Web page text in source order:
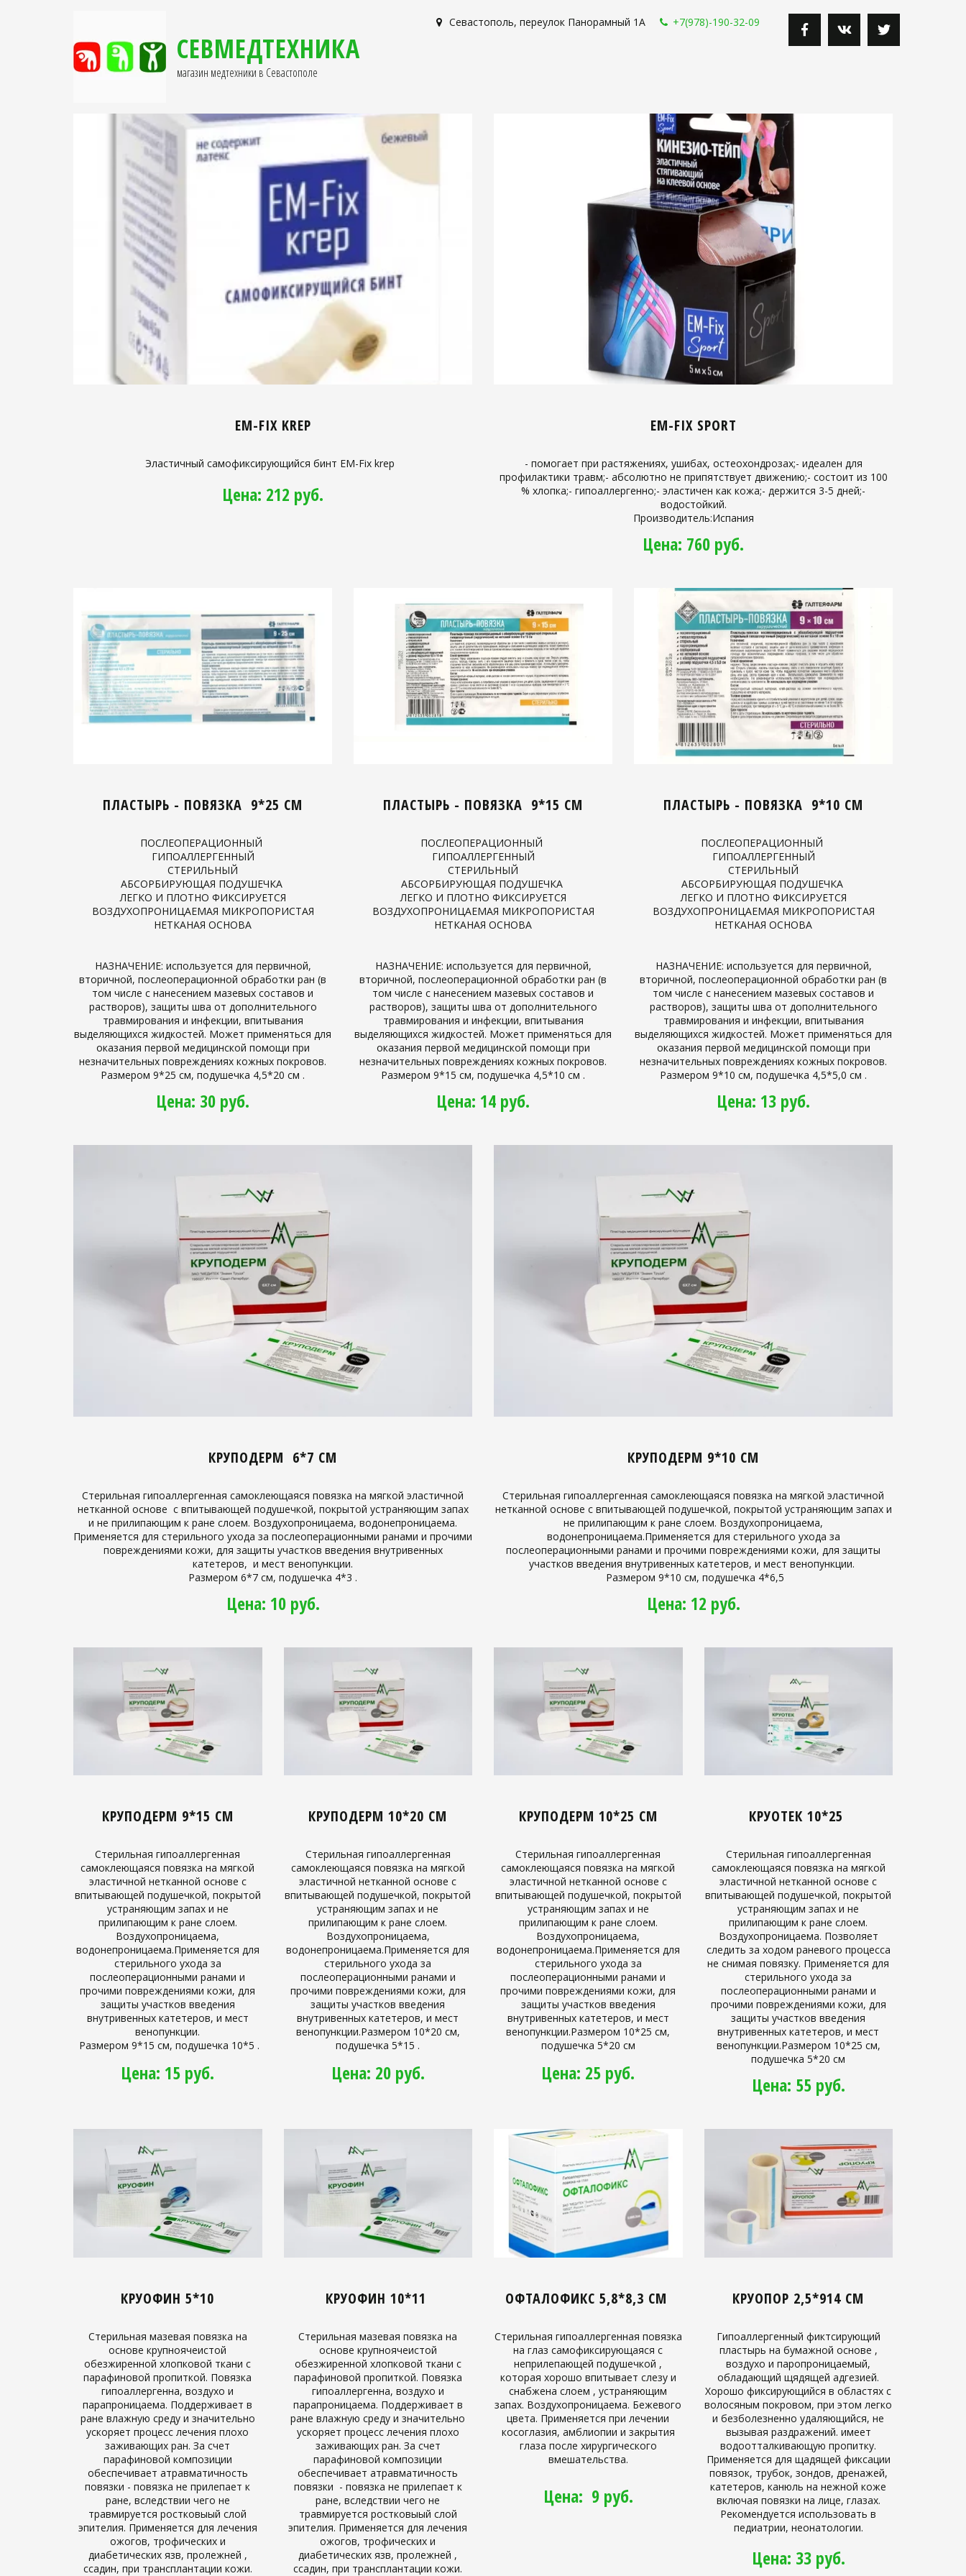
СЕВМЕДТЕХНИКА
магазин медтехники в Севастополе
+7(978)-190-32-09
Севастополь, переулок Панорамный 1А
EM-FIX KREP
Эластичный самофиксирующийся бинт EM-Fix krep
Цена: 212 руб.
EM-FIX SPORT
- помогает при растяжениях, ушибах, остеохондрозах;- идеален для
профилактики травм;- абсолютно не припятствует движению;- состоит из 100
% хлопка;- гипоаллергенно;- эластичен как кожа;- держится 3-5 дней;-
водостойкий.
Производитель:Испания
Цена: 760 руб.
ПЛАСТЫРЬ - ПОВЯЗКА 9*25 СМ
ПОСЛЕОПЕРАЦИОННЫЙ
ГИПОАЛЛЕРГЕННЫЙ
СТЕРИЛЬНЫЙ
АБСОРБИРУЮЩАЯ ПОДУШЕЧКА
ЛЕГКО И ПЛОТНО ФИКСИРУЕТСЯ
ВОЗДУХОПРОНИЦАЕМАЯ МИКРОПОРИСТАЯ
НЕТКАНАЯ ОСНОВА
НАЗНАЧЕНИЕ: используется для первичной,
вторичной, послеоперационной обработки ран (в
том числе с нанесением мазевых составов и
растворов), защиты шва от дополнительного
травмирования и инфекции, впитывания
выделяющихся жидкостей. Может применяться для
оказания первой медицинской помощи при
незначительных повреждениях кожных покровов.
Размером 9*25 см, подушечка 4,5*20 см .
Цена: 30 руб.
ПЛАСТЫРЬ - ПОВЯЗКА 9*15 СМ
ПОСЛЕОПЕРАЦИОННЫЙ
ГИПОАЛЛЕРГЕННЫЙ
СТЕРИЛЬНЫЙ
АБСОРБИРУЮЩАЯ ПОДУШЕЧКА
ЛЕГКО И ПЛОТНО ФИКСИРУЕТСЯ
ВОЗДУХОПРОНИЦАЕМАЯ МИКРОПОРИСТАЯ
НЕТКАНАЯ ОСНОВА
НАЗНАЧЕНИЕ: используется для первичной,
вторичной, послеоперационной обработки ран (в
том числе с нанесением мазевых составов и
растворов), защиты шва от дополнительного
травмирования и инфекции, впитывания
выделяющихся жидкостей. Может применяться для
оказания первой медицинской помощи при
незначительных повреждениях кожных покровов.
Размером 9*15 см, подушечка 4,5*10 см .
Цена: 14 руб.
ПЛАСТЫРЬ - ПОВЯЗКА 9*10 СМ
ПОСЛЕОПЕРАЦИОННЫЙ
ГИПОАЛЛЕРГЕННЫЙ
СТЕРИЛЬНЫЙ
АБСОРБИРУЮЩАЯ ПОДУШЕЧКА
ЛЕГКО И ПЛОТНО ФИКСИРУЕТСЯ
ВОЗДУХОПРОНИЦАЕМАЯ МИКРОПОРИСТАЯ
НЕТКАНАЯ ОСНОВА
НАЗНАЧЕНИЕ: используется для первичной,
вторичной, послеоперационной обработки ран (в
том числе с нанесением мазевых составов и
растворов), защиты шва от дополнительного
травмирования и инфекции, впитывания
выделяющихся жидкостей. Может применяться для
оказания первой медицинской помощи при
незначительных повреждениях кожных покровов.
Размером 9*10 см, подушечка 4,5*5,0 см .
Цена: 13 руб.
КРУПОДЕРМ 6*7 СМ
Стерильная гипоаллергенная самоклеющаяся повязка на мягкой эластичной
нетканной основе с впитывающей подушечкой, покрытой устраняющим запах
и не прилипающим к ране слоем. Воздухопроницаема, водонепроницаема.
Применяется для стерильного ухода за послеоперационными ранами и прочими
повреждениями кожи, для защиты участков введения внутривенных
катетеров, и мест венопункции.
Размером 6*7 см, подушечка 4*3 .
Цена: 10 руб.
КРУПОДЕРМ 9*10 СМ
Стерильная гипоаллергенная самоклеющаяся повязка на мягкой эластичной
нетканной основе с впитывающей подушечкой, покрытой устраняющим запах и
не прилипающим к ране слоем. Воздухопроницаема,
водонепроницаема.Применяется для стерильного ухода за
послеоперационными ранами и прочими повреждениями кожи, для защиты
участков введения внутривенных катетеров, и мест венопункции.
Размером 9*10 см, подушечка 4*6,5
Цена: 12 руб.
КРУПОДЕРМ 9*15 СМ
Стерильная гипоаллергенная
самоклеющаяся повязка на мягкой
эластичной нетканной основе с
впитывающей подушечкой, покрытой
устраняющим запах и не
прилипающим к ране слоем.
Воздухопроницаема,
водонепроницаема.Применяется для
стерильного ухода за
послеоперационными ранами и
прочими повреждениями кожи, для
защиты участков введения
внутривенных катетеров, и мест
венопункции.
Размером 9*15 см, подушечка 10*5 .
Цена: 15 руб.
КРУПОДЕРМ 10*20 СМ
Стерильная гипоаллергенная
самоклеющаяся повязка на мягкой
эластичной нетканной основе с
впитывающей подушечкой, покрытой
устраняющим запах и не
прилипающим к ране слоем.
Воздухопроницаема,
водонепроницаема.Применяется для
стерильного ухода за
послеоперационными ранами и
прочими повреждениями кожи, для
защиты участков введения
внутривенных катетеров, и мест
венопункции.Размером 10*20 см,
подушечка 5*15 .
Цена: 20 руб.
КРУПОДЕРМ 10*25 СМ
Стерильная гипоаллергенная
самоклеющаяся повязка на мягкой
эластичной нетканной основе с
впитывающей подушечкой, покрытой
устраняющим запах и не
прилипающим к ране слоем.
Воздухопроницаема,
водонепроницаема.Применяется для
стерильного ухода за
послеоперационными ранами и
прочими повреждениями кожи, для
защиты участков введения
внутривенных катетеров, и мест
венопункции.Размером 10*25 см,
подушечка 5*20 см
Цена: 25 руб.
КРУОТЕК 10*25
Стерильная гипоаллергенная
самоклеющаяся повязка на мягкой
эластичной нетканной основе с
впитывающей подушечкой, покрытой
устраняющим запах и не
прилипающим к ране слоем.
Воздухопроницаема. Позволяет
следить за ходом раневого процесса
не снимая повязку. Применяется для
стерильного ухода за
послеоперационными ранами и
прочими повреждениями кожи, для
защиты участков введения
внутривенных катетеров, и мест
венопункции.Размером 10*25 см,
подушечка 5*20 см
Цена: 55 руб.
КРУОФИН 5*10
Стерильная мазевая повязка на
основе крупноячеистой
обезжиренной хлопковой ткани с
парафиновой пропиткой. Повязка
гипоаллергенна, воздухо и
парапроницаема. Поддерживает в
ране влажную среду и значительно
ускоряет процесс лечения плохо
заживающих ран. За счет
парафиновой композиции
обеспечивает атравматичность
повязки - повязка не прилепает к
ране, вследствии чего не
травмируется ростковыый слой
эпителия. Применяется для лечения
ожогов, трофических и
диабетических язв, пролежней ,
ссадин, при трансплантации кожи.
КРУОФИН 10*11
Стерильная мазевая повязка на
основе крупноячеистой
обезжиренной хлопковой ткани с
парафиновой пропиткой. Повязка
гипоаллергенна, воздухо и
парапроницаема. Поддерживает в
ране влажную среду и значительно
ускоряет процесс лечения плохо
заживающих ран. За счет
парафиновой композиции
обеспечивает атравматичность
повязки - повязка не прилепает к
ране, вследствии чего не
травмируется ростковыый слой
эпителия. Применяется для лечения
ожогов, трофических и
диабетических язв, пролежней ,
ссадин, при трансплантации кожи.
ОФТАЛОФИКС 5,8*8,3 СМ
Стерильная гипоаллергенная повязка
на глаз самофиксирующаяся с
неприлепающей подушечкой ,
которая хорошо впитывает слезу и
снабжена слоем , устраняющим
запах. Воздухопроницаема. Бежевого
цвета. Применяется при лечении
косоглазия, амблиопии и закрытия
глаза после хирургического
вмешательства.
Цена: 9 руб.
КРУОПОР 2,5*914 СМ
Гипоаллергенный фиктсирующий
пластырь на бумажной основе ,
воздухо и паропроницаемый,
обладающий щядящей адгезией.
Хорошо фиксирующийся в областях с
волосяным покровом, при этом легко
и безболезненно удаляющийся, не
вызывая раздражений. имеет
водоотталкивающую пропитку.
Применяется для щадящей фиксации
повязок, трубок, зондов, дренажей,
катетеров, канюль на нежной коже
включая повязки на лице, глазах.
Рекомендуется использовать в
педиатрии, неонатологии.
Цена: 33 руб.